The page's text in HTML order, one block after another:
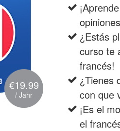
€19.99
/ Jahr
¿Estás
curso te
francés!
¿Tienes
con que
¡Es el
el